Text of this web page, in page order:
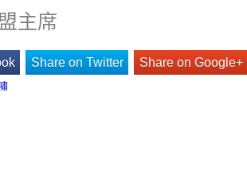
主席
Share on Twitter Share on Google+